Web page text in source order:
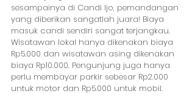
sesampainya di Candi Ijo, pemandangan
yang diberikan sangatlah juara! Biaya
masuk candi sendiri sangat terjangkau.
Wisatawan lokal hanya dikenakan biaya
Rp5.000 dan wisatawan asing dikenakan
biaya Rp10.000. Pengunjung juga hanya
perlu membayar parkir sebesar Rp2.000
untuk motor dan Rp5.000 untuk mobil.